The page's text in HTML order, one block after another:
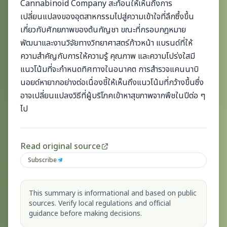
Cannabinoid Company สะท้อนให้เห็นถึงการ
เปลี่ยนแปลงของอุตสาหกรรมไปสู่ความเข้าใจที่ลึกซึ้งขึ้น
เกี่ยวกับศักยภาพของต้นกัญชา ขณะที่กรอบกฎหมาย
พัฒนาและงานวิจัยทางวิทยาศาสตร์ก้าวหน้า แบรนด์ที่ให้
ความสำคัญกับการให้ความรู้ คุณภาพ และความโปร่งใสมี
แนวโน้มที่จะกำหนดทิศทางในอนาคต การสำรวจแคนนาบิ
นอยด์หายากอย่างต่อเนื่องชี้ให้เห็นถึงแนวโน้มที่กว้างขึ้นซึ่ง
อาจเปลี่ยนแปลงวิธีที่ผู้บริโภคเข้าหาสุขภาพจากพืชในปีต่อ ๆ
ไป
Read original source
Subscribe
This summary is informational and based on public
sources. Verify local regulations and official
guidance before making decisions.